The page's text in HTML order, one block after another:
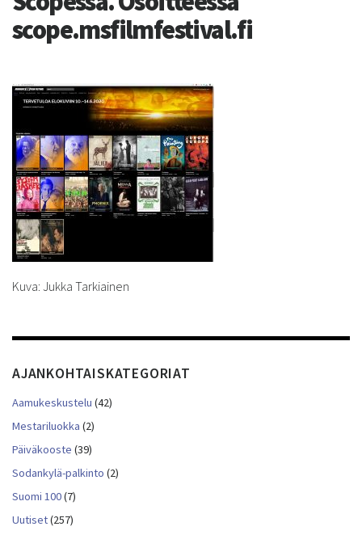
scope.msfilmfestival.fi
Kuva: Jukka Tarkiainen
AJANKOHTAISKATEGORIAT
Aamukeskustelu (42)
Mestariluokka (2)
Päiväkooste (39)
Sodankylä-palkinto (2)
Suomi 100(7)
Uutiset(257)